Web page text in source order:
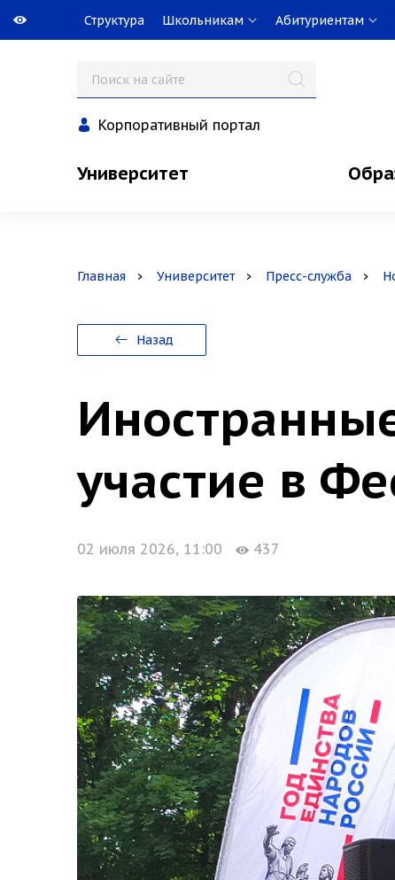
Структура Школьникам Абитуриентам
Корпоративный портал
Университет
Главная Университет Пресс-служба
Назад
участие в
02 июля 2026, 11:00 437